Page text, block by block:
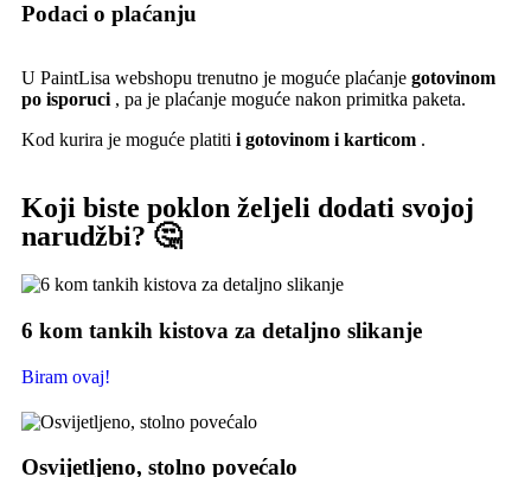
Podaci o plaćanju
U PaintLisa webshopu trenutno je moguće plaćanje gotovinom
po isporuci , pa je plaćanje moguće nakon primitka paketa.
Kod kurira je moguće platiti i gotovinom i karticom .
Koji biste poklon željeli dodati svojoj
narudžbi? 🤔
6 kom tankih kistova za detaljno slikanje
Biram ovaj!
Osvijetljeno, stolno povećalo